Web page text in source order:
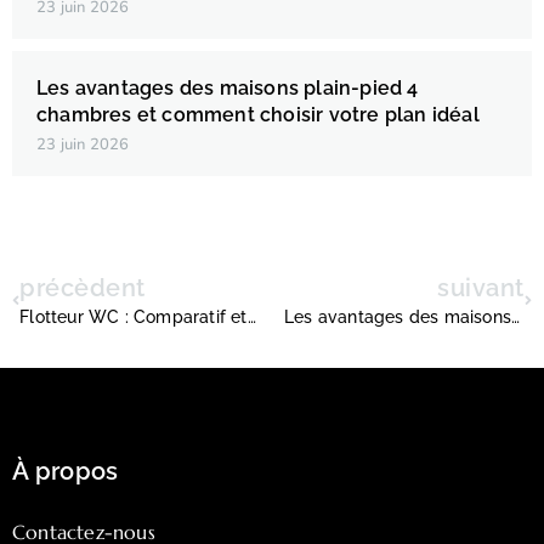
23 juin 2026
Les avantages des maisons plain-pied 4
chambres et comment choisir votre plan idéal
23 juin 2026
précèdent
Flotteur WC : Comparatif et avis des meilleurs WC en 2025 – Durabilité, prix et garantie
suivant
Les avantages des maisons plain-pied 4 chambres et comment choisir votre plan idéal
À propos
Contactez-nous